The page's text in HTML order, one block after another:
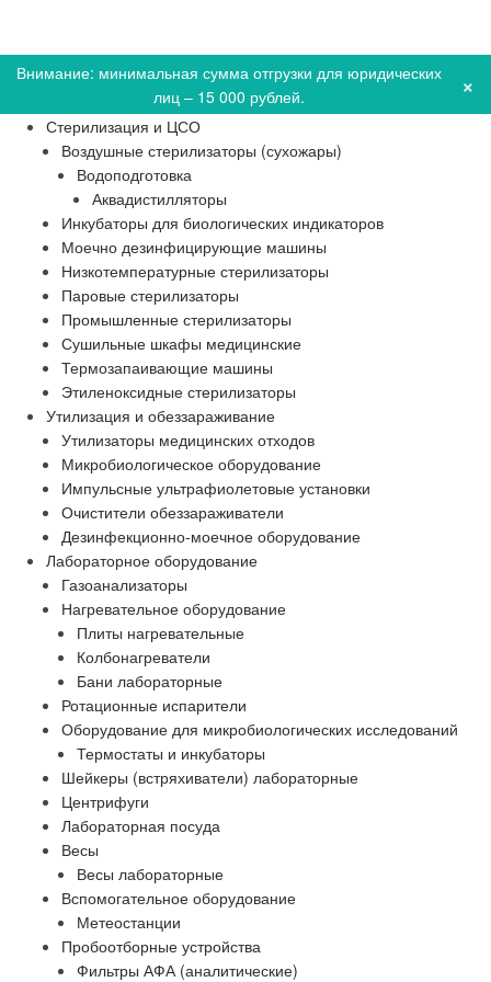
Внимание: минимальная сумма отгрузки для юридических
лиц – 15 000 рублей.
×
Стерилизация и ЦСО
Воздушные стерилизаторы (сухожары)
Водоподготовка
Аквадистилляторы
Инкубаторы для биологических индикаторов
Моечно дезинфицирующие машины
Низкотемпературные стерилизаторы
Паровые стерилизаторы
Промышленные стерилизаторы
Сушильные шкафы медицинские
Термозапаивающие машины
Этиленоксидные стерилизаторы
Утилизация и обеззараживание
Утилизаторы медицинских отходов
Микробиологическое оборудование
Импульсные ультрафиолетовые установки
Очистители обеззараживатели
Дезинфекционно-моечное оборудование
Лабораторное оборудование
Газоанализаторы
Нагревательное оборудование
Плиты нагревательные
Колбонагреватели
Бани лабораторные
Ротационные испарители
Оборудование для микробиологических исследований
Термостаты и инкубаторы
Шейкеры (встряхиватели) лабораторные
Центрифуги
Лабораторная посуда
Весы
Весы лабораторные
Вспомогательное оборудование
Метеостанции
Пробоотборные устройства
Фильтры АФА (аналитические)